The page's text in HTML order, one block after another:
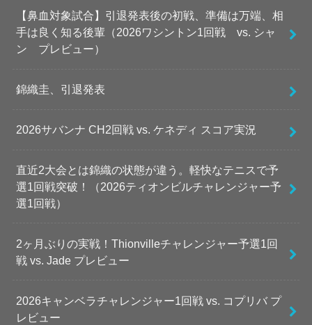
【鼻血対象試合】引退発表後の初戦、準備は万端、相
手は良く知る後輩（2026ワシントン1回戦 vs. シャ
ン プレビュー）
錦織圭、引退発表
2026サバンナ CH2回戦 vs. ケネディ スコア実況
直近2大会とは錦織の状態が違う。軽快なテニスで予
選1回戦突破！（2026ティオンビルチャレンジャー予
選1回戦）
2ヶ月ぶりの実戦！Thionvilleチャレンジャー予選1回
戦 vs. Jade プレビュー
2026キャンベラチャレンジャー1回戦 vs. コプリバ プ
レビュー